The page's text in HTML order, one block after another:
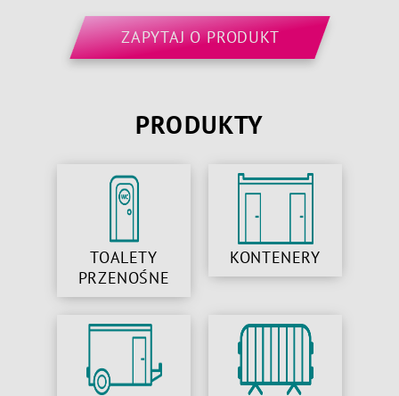
ZAPYTAJ O PRODUKT
PRODUKTY
TOALETY
PRZENOŚNE
KONTENERY